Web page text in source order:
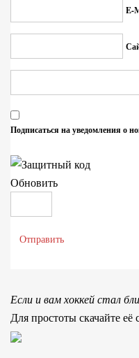
E-
Подписаться на уведомления о
Обновить
Отправить
Если и вам хоккей стал
Для простоты скачайте